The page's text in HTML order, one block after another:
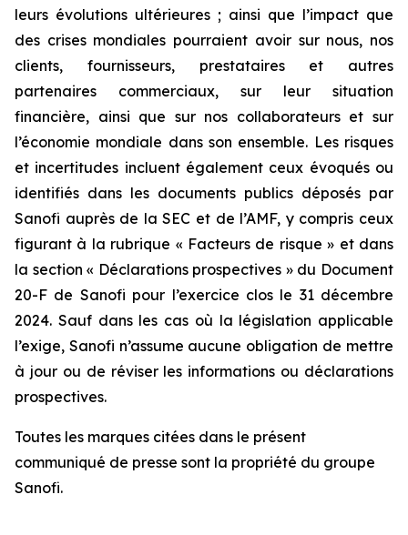
leurs évolutions ultérieures ; ainsi que l’impact que
des crises mondiales pourraient avoir sur nous, nos
clients, fournisseurs, prestataires et autres
partenaires commerciaux, sur leur situation
financière, ainsi que sur nos collaborateurs et sur
l’économie mondiale dans son ensemble. Les risques
et incertitudes incluent également ceux évoqués ou
identifiés dans les documents publics déposés par
Sanofi auprès de la SEC et de l’AMF, y compris ceux
figurant à la rubrique « Facteurs de risque » et dans
la section « Déclarations prospectives » du Document
20-F de Sanofi pour l’exercice clos le 31 décembre
2024. Sauf dans les cas où la législation applicable
l’exige, Sanofi n’assume aucune obligation de mettre
à jour ou de réviser les informations ou déclarations
prospectives.
Toutes les marques citées dans le présent
communiqué de presse sont la propriété du groupe
Sanofi.